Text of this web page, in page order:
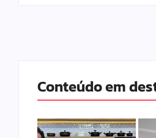
Conteúdo em